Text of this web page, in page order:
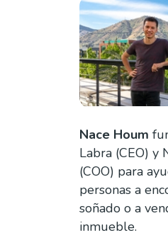
Nace Houm
Labra (CEO) y
(COO) para
personas a
soñado o a
inmueble.